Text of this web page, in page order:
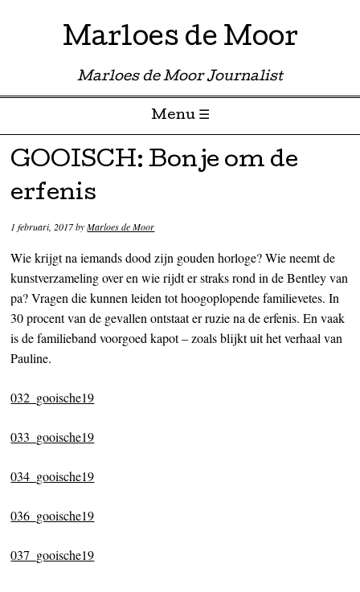
Marloes de Moor
Marloes de Moor Journalist
Menu ☰
Skip to content
GOOISCH: Bonje om de
erfenis
1 februari, 2017byMarloes de Moor
Wie krijgt na iemands dood zijn gouden horloge? Wie neemt de
kunstverzameling over en wie rijdt er straks rond in de Bentley van
pa? Vragen die kunnen leiden tot hoogoplopende familievetes. In
30 procent van de gevallen ontstaat er ruzie na de erfenis. En vaak
is de familieband voorgoed kapot – zoals blijkt uit het verhaal van
Pauline.
032_gooische19
033_gooische19
034_gooische19
036_gooische19
037_gooische19